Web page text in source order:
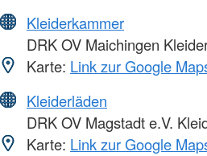
Kleiderkammer
DRK OV Maichingen
Karte: Link zur Google
Kleiderläden
DRK OV Magstadt e.V.
Karte: Link zur Google